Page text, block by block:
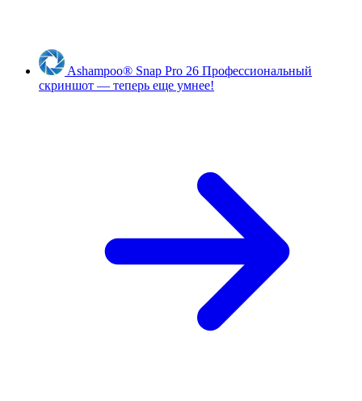
Ashampoo® Snap Pro 26 Профессиональный
скриншот — теперь еще умнее!